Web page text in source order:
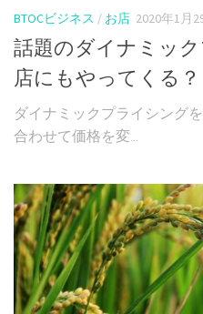
BTOCビジネス / お店 2020年1月
話題のダイナミッ
店にもやってくる？
ダイナミックプライシング
合わせて価格を変...